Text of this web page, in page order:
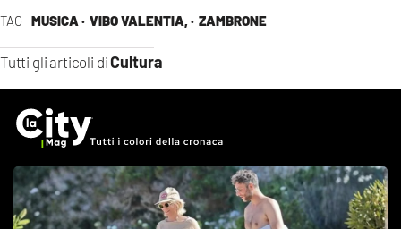
TAG MUSICA · VIBO VALENTIA, · ZAMBRONE
Tutti gli articoli diCultura